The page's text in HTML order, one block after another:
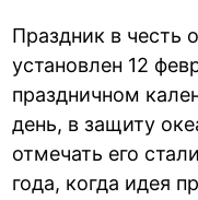
Праздник в честь
установлен 12
праздничном
день, в защиту
отмечать его
года, когда идея